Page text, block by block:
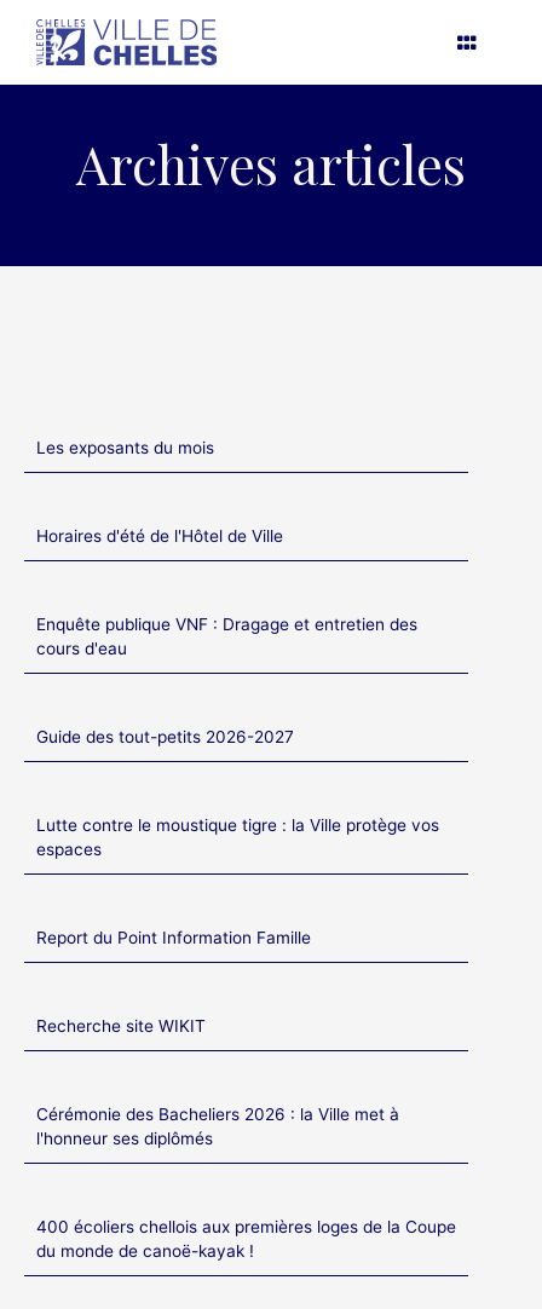
contenu
Archives articles
Les exposants du mois
Horaires d'été de l'Hôtel de Ville
Enquête publique VNF : Dragage et entretien des
cours d'eau
Guide des tout-petits 2026-2027
Lutte contre le moustique tigre : la Ville protège vos
espaces
Report du Point Information Famille
Recherche site WIKIT
Cérémonie des Bacheliers 2026 : la Ville met à
l'honneur ses diplômés
400 écoliers chellois aux premières loges de la Coupe
du monde de canoë-kayak !